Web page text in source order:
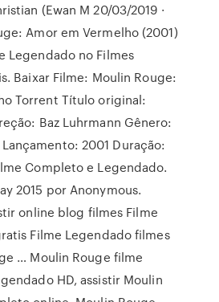
(Ewan M 20/03/2019 ·
Amor em Vermelho (2001)
Legendado no Filmes
Baixar Filme: Moulin Rouge:
Torrent Título original:
Baz Luhrmann Gênero:
2001 Duração:
Completo e Legendado.
2015 por Anonymous.
online blog filmes Filme
Filme Legendado filmes
… Moulin Rouge filme
HD, assistir Moulin